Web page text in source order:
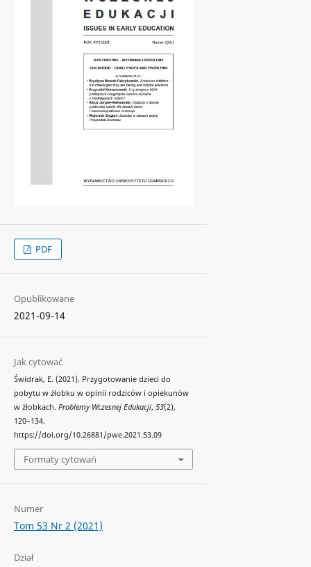
PDF
Opublikowane
2021-09-14
Jak cytować
Świdrak, E. (2021). Przygotowanie dzieci do
pobytu w żłobku w opinii rodziców i opiekunów
w żłobkach. Problemy Wczesnej Edukacji, 53(2),
120–134.
https://doi.org/10.26881/pwe.2021.53.09
Formaty cytowań
Numer
Tom 53 Nr 2 (2021)
Dział